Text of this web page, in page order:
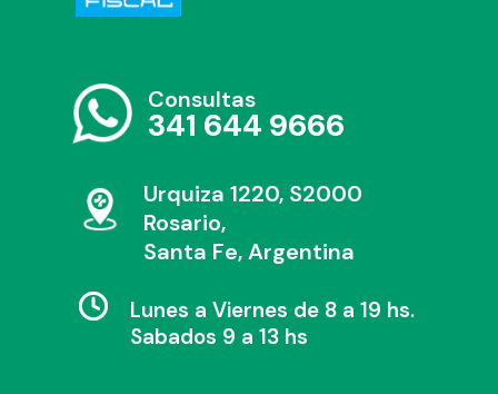
Consultas
341 644 9666
Urquiza 1220, S2000
Rosario,
Santa Fe, Argentina
Lunes a Viernes de 8 a 19 hs.
Sabados 9 a 13 hs